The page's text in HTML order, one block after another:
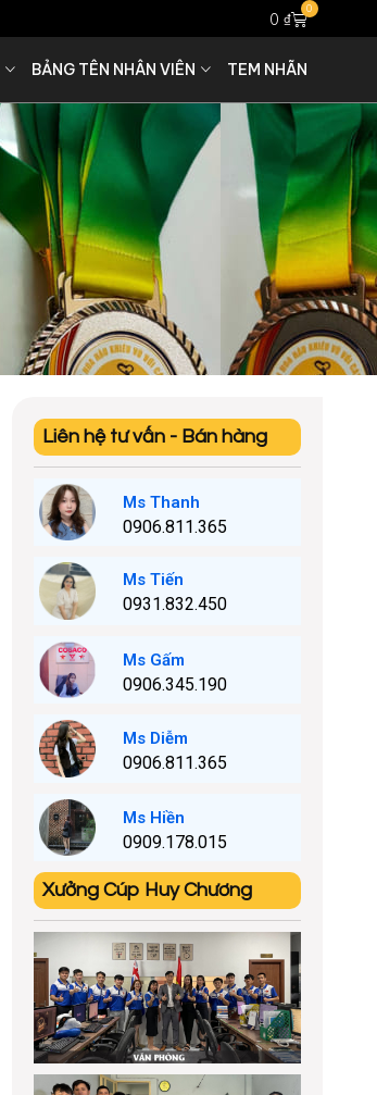
0 ₫
0
BẢNG TÊN NHÂN VIÊN TEM NHÃN
Liên hệ tư vấn - Bán hàng
Ms Thanh
0906.811.365
Ms Tiến
0931.832.450
Ms Gấm
0906.345.190
Ms Diễm
0906.811.365
Ms Hiền
0909.178.015
Xưởng Cúp Huy Chương